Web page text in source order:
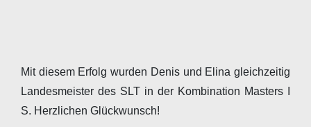
Mit diesem Erfolg wurden Denis und Elina gleichzeitig
Landesmeister des SLT in der Kombination Masters I
S. Herzlichen Glückwunsch!